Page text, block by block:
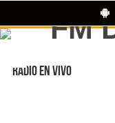
RADIO EN VIVO